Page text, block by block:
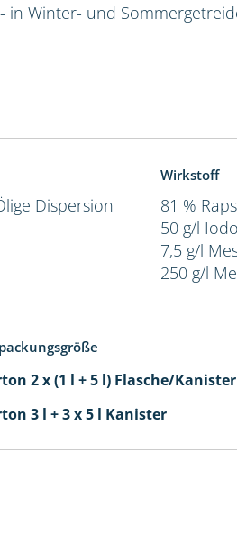
in Winter- und
Dispersion
Wirkstoff
81 %
50 g/l
7,5 g/l
250 g/l
2 x (1 l + 5 l) Flasche/Kanister
3 l + 3 x 5 l Kanister